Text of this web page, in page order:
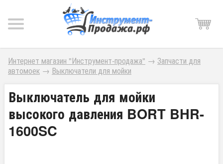
Интернет магазин "Инструмент-продажа" → Запчасти для
автомоек → Выключатели для мойки
Выключатель для мойки
высокого давления BORT BHR-
1600SC